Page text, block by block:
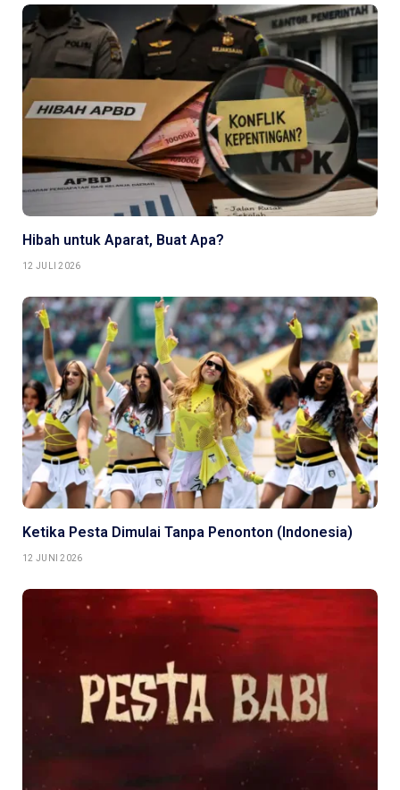
Hibah untuk Aparat, Buat Apa?
12 JULI 2026
Ketika Pesta Dimulai Tanpa Penonton (Indonesia)
12 JUNI 2026